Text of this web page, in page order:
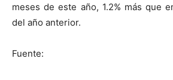
meses de este año, 1.2% más que
del año anterior.
Fuente: